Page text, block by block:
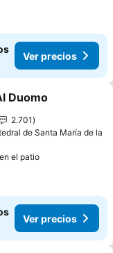
Ver precios
favoritos
Duomo
2.701
de Santa María de la
el patioVer precios
Ver precios